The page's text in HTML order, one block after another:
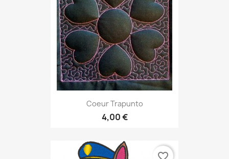
Coeur Trapunto
4,00 €
favorite_border